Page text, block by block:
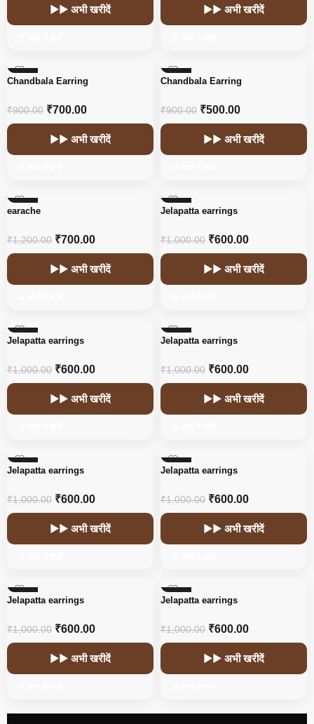
▶▶ अभी खरीदें ▶▶ अभी खरीदें
-22%
Chandbala Earring
₹900.00 ₹700.00
▶▶ अभी खरीदें
-44%
Chandbala Earring
₹900.00 ₹500.00
▶▶ अभी खरीदें
earache
₹1,200.00 ₹700.00
▶▶ अभी खरीदें
-40%
Jelapatta earrings
₹1,000.00 ₹600.00
▶▶ अभी खरीदें
-40%
Jelapatta earrings
₹1,000.00 ₹600.00
▶▶ अभी खरीदें
-40%
Jelapatta earrings
₹1,000.00 ₹600.00
▶▶ अभी खरीदें
-40%
Jelapatta earrings
₹1,000.00 ₹600.00
▶▶ अभी खरीदें
-40%
Jelapatta earrings
₹1,000.00 ₹600.00
▶▶ अभी खरीदें
-40%
Jelapatta earrings
₹1,000.00 ₹600.00
▶▶ अभी खरीदें
-40%
Jelapatta earrings
₹1,000.00 ₹600.00
▶▶ अभी खरीदें